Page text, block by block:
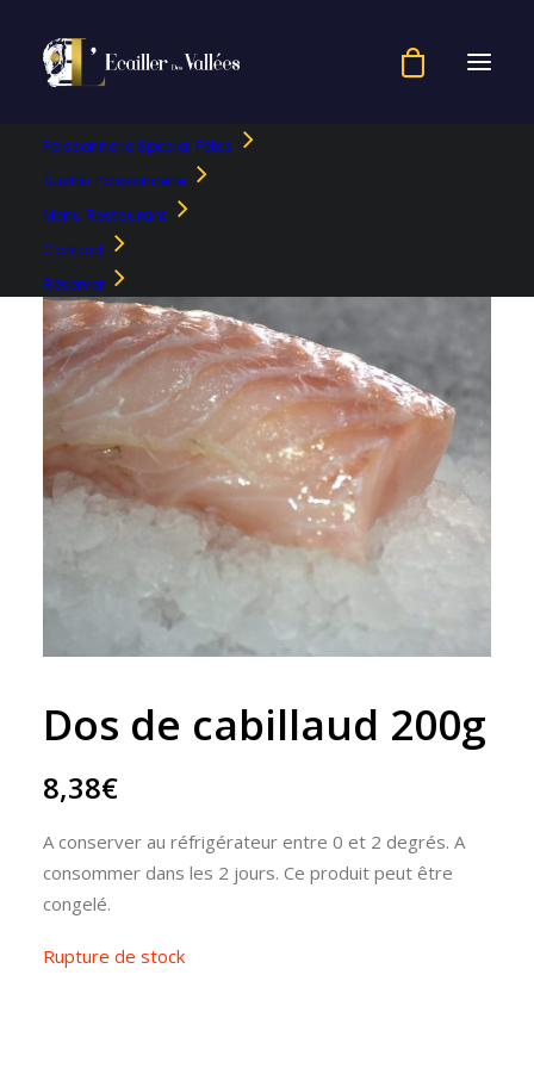
Poissonnerie Special Fêtes
Sushis Poissonnerie
Menu Restaurant
Contact
Réserver
Dos de cabillaud 200g
8,38€
A conserver au réfrigérateur entre 0 et 2 degrés. A
consommer dans les 2 jours. Ce produit peut être
congelé.
Rupture de stock